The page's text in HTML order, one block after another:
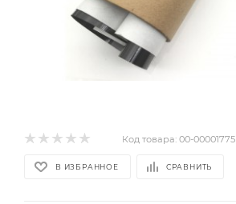
Код товара: 00-00001775
В ИЗБРАННОЕ СРАВНИТЬ